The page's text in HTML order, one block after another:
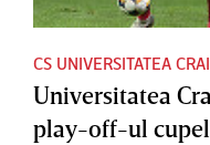
CS UNIVERSITATEA
Universitatea
play-off-ul